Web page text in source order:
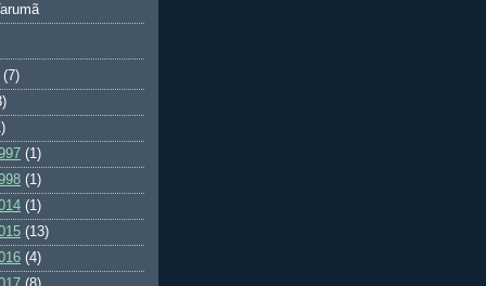
(7)
(1)
(1)
(1)
(13)
(4)